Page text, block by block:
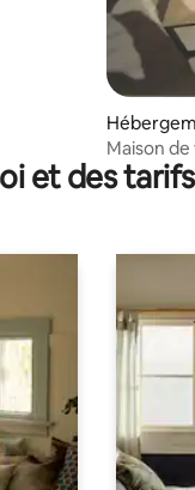
Maison
et des